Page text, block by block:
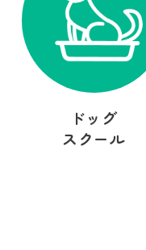
ドッグ
スクール